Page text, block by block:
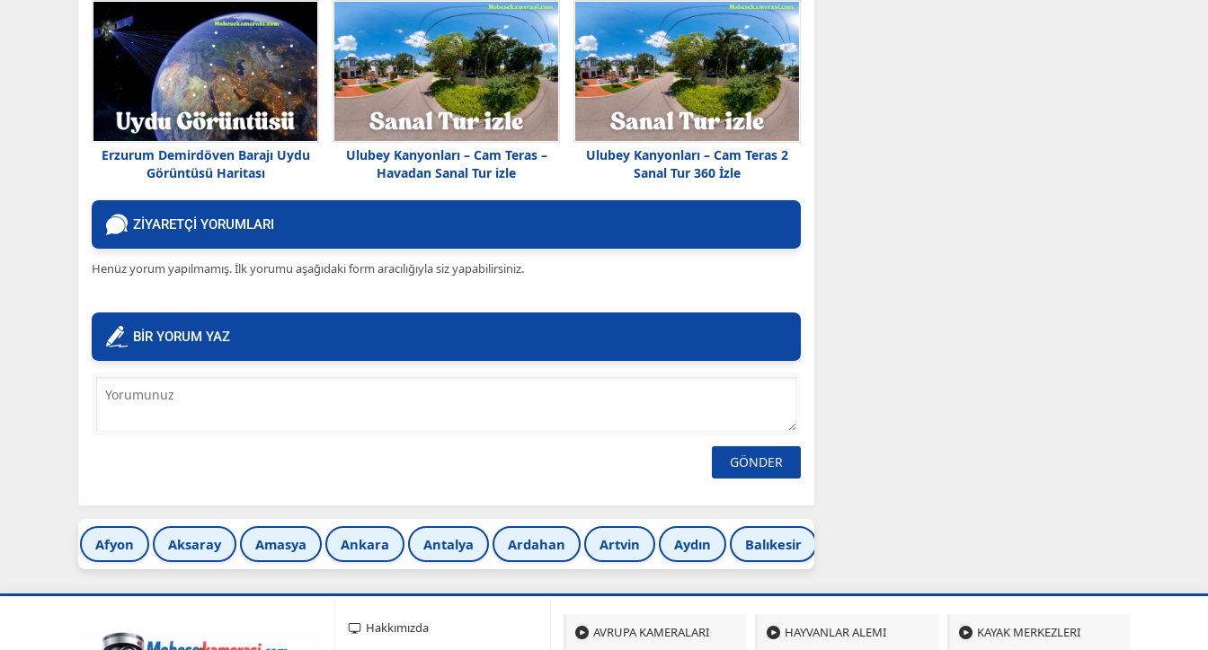
Erzurum Demirdöven Barajı Uydu
Görüntüsü Haritası
Ulubey Kanyonları – Cam Teras –
Havadan Sanal Tur izle
Ulubey Kanyonları – Cam Teras 2
Sanal Tur 360 İzle
ZİYARETÇİ YORUMLARI
Henüz yorum yapılmamış. İlk yorumu aşağıdaki form aracılığıyla siz yapabilirsiniz.
BİR YORUM YAZ
Afyon Aksaray Amasya Ankara Antalya Ardahan Artvin Aydın Balıkesir
Hakkımızda AVRUPA KAMERALARI HAYVANLAR ALEMI KAYAK MERKEZLERI